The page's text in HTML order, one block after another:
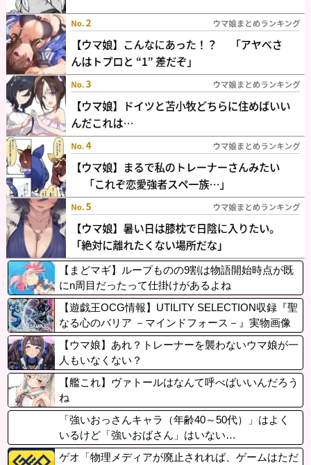
【まどマギ】ループものの9割は物語開始時点が既
にn周目だったって仕掛けがあるよね
【遊戯王OCG情報】UTILITY SELECTION収録『聖
なる心のバリア －マインドフォース－』実物画像
【ウマ娘】あれ？トレーナーを襲わないウマ娘が一
人もいなくない？
【艦これ】ヴァトールはなんて呼べばいいんだろう
ね
「強いおっさんキャラ（年齢40～50代）」はよく
いるけど「強いおばさん」はいない…
ゲオ「物理メディアが廃止されれば、ゲームはただ